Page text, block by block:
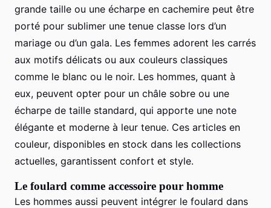
grande taille ou une écharpe en cachemire peut être
porté pour sublimer une tenue classe lors d’un
mariage ou d’un gala. Les femmes adorent les carrés
aux motifs délicats ou aux couleurs classiques
comme le blanc ou le noir. Les hommes, quant à
eux, peuvent opter pour un châle sobre ou une
écharpe de taille standard, qui apporte une note
élégante et moderne à leur tenue. Ces articles en
couleur, disponibles en stock dans les collections
actuelles, garantissent confort et style.
Le foulard comme accessoire pour homme
Les hommes aussi peuvent intégrer le foulard dans